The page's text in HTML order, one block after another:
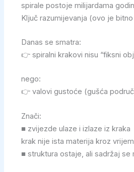
spirale postoje milijardama
Ključ razumijevanja (ovo je bitno
Danas se smatra:
👉 spiralni krakovi nisu “fiksni
nego:
👉 valovi gustoće (gušća
Znači:
■ zvijezde ulaze i izlaze iz kraka
krak nije ista materija kroz
■ struktura ostaje, ali sadržaj se